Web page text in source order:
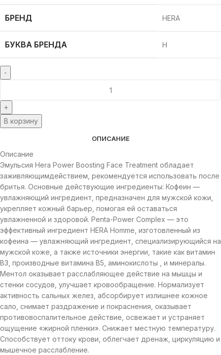
БРЕНД HERA
БУКВА БРЕНДА H
В корзину
ОПИСАНИЕ
Описание
Эмульсия Hera Power Boosting Face Treatment обладает
заживляющимдействием, рекомендуется использовать после
бритья. Основные действующие ингредиенты: Кофеин —
увлажняющий ингредиент, предназначен для мужской кожи,
укрепляет кожный барьер, помогая ей оставаться
увлажненной и здоровой. Penta-Power Complex — это
эффективный ингредиент HERA Homme, изготовленный из
кофеина — увлажняющий ингредиент, специализирующийся на
мужской коже, а также источники энергии, такие как витамин
B3, производные витамина B5, аминокислоты , и минералы.
Ментол оказывает расслабляющее действие на мышцы и
стенки сосудов, улучшает кровообращение. Нормализует
активность сальных желез, абсорбирует излишнее кожное
сало, снимает раздражение и покраснения, оказывает
противовоспалительное действие, освежает и устраняет
ощущение «жирной пленки». Снижает местную температуру.
Способствует оттоку крови, облегчает дренаж, циркуляцию и
мышечное расслабление.